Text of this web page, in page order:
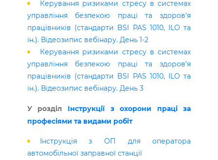
Керування ризиками стресу в системах
управління безпекою праці та здоров’я
працівників (стандарти BSI PAS 1010, ILO та
ін.). Відеозипис вебінару. День 1-2
Керування ризиками стресу в системах
управління безпекою праці та здоров’я
працівників (стандарти BSI PAS 1010, ILO та
ін.). Відеозипис вебінару. День 3
У розділ Інструкції з охорони праці за
професіями та видами робіт
Інструкція з ОП для оператора
автомобільної заправної станції